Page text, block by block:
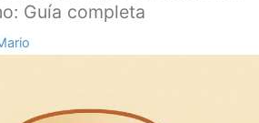
Guía completa